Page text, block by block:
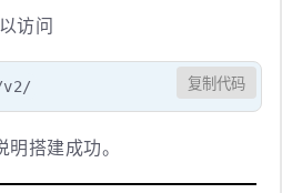
访问
复制代码
搭建成功。